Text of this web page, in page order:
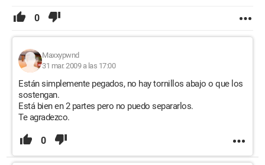
0
Maxxypwnd
31 mar. 2009 a las 17:00
Están simplemente pegados, no hay tornillos abajo o que los
sostengan.
Está bien en 2 partes pero no puedo separarlos.
Te agradezco.
0